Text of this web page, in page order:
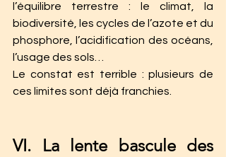
l’équilibre terrestre : le climat, la
biodiversité, les cycles de l’azote et du
phosphore, l’acidification des océans,
l’usage des sols…
Le constat est terrible : plusieurs de
ces limites sont déjà franchies.
VI. La lente bascule des